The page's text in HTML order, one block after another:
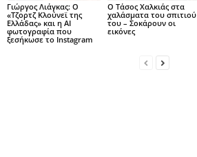
Γιώργος Λιάγκας: Ο
«Τζορτζ Κλούνεϊ της
Ελλάδας» και η AI
φωτογραφία που
ξεσήκωσε το Instagram
Ο Τάσος Χαλκιάς στα
χαλάσματα του σπιτιού
του – Σοκάρουν οι
εικόνες